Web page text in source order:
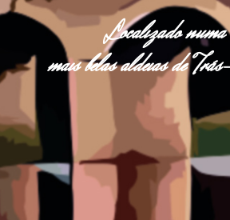
Localizado
mais belas aldeias de